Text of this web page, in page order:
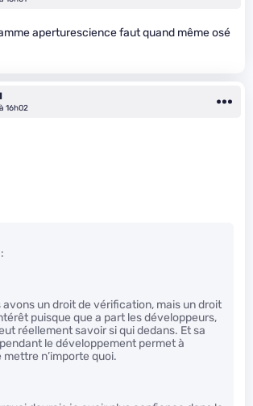
aperturescience faut quand même osé
16h02
avons un droit de vérification, mais un droit
puisque que a part les développeurs,
réellement savoir si qui dedans. Et sa
le développement permet à
mettre n’importe quoi.